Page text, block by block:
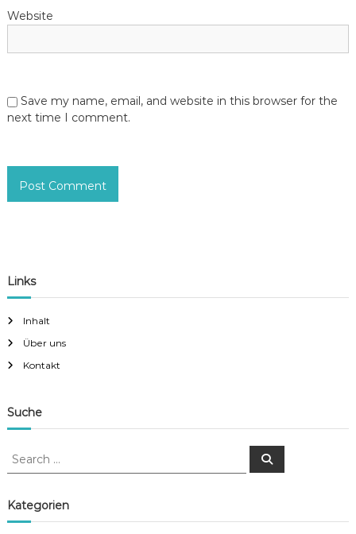
Website
Save my name, email, and website in this browser for the
next time I comment.
Links
Inhalt
Über uns
Kontakt
Suche
S
r
c
S
Kategorien